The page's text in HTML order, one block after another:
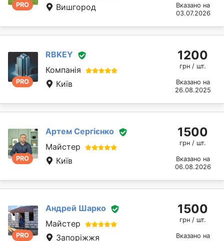
PRO
Вишгород
Вказано на
03.07.2026
PRO
RBKEY
Компанія
Київ
1200
грн / шт.
Вказано на
26.08.2025
PRO
Артем Сергієнко
Майстер
Київ
1500
грн / шт.
Вказано на
06.08.2026
PRO
Андрей Шарко
Майстер
Запоріжжя
1500
грн / шт.
Вказано на